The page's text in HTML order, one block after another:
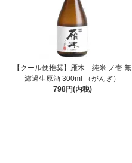
【クール便推奨】雁木 純米 ノ壱 無
濾過生原酒 300ml （がんぎ）
798円(内税)